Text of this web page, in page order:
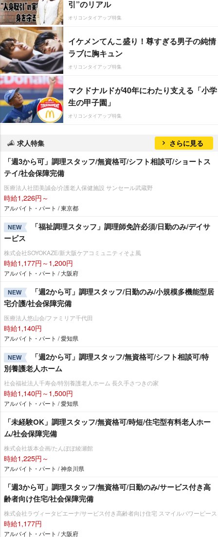
引”のリアル
オリコンタイアップ特集
イケメンてんこ盛り！尊すぎる男子の純情
ラブに胸キュン
オリコンタイアップ特集
マクドナルドが40年にわたり支える「小学
生の甲子園」
オリコンタイアップ特集
求人特集 さらに見る
「週3から可」調理スタッフ/無資格可/シフト相談可/ショートス
テイ/社会保障完備
医療法人社団美誠会/介護老人保健施設 サンセール武蔵野
時給1,226円～
アルバイト・パート / 東京都
NEW
「福祉調理スタッフ」調理師免許必須/日勤のみ/デイサ
ービス
株式会社SOYOKAZE/新大阪ケアコミュニティそよ風
時給1,177円～1,200円
アルバイト・パート / 大阪府
NEW
「週2から可」調理スタッフ/日勤のみ/小規模多機能型居
宅介護/社会保障完備
医療法人悠山会/ファミリア千代田
時給1,140円
アルバイト・パート / 愛知県
NEW
「週2から可」調理スタッフ/無資格可/シフト相談可/特
別養護老人ホーム
社会福祉法人千寿会/特別養護老人ホーム 長久手さつきの家
時給1,140円～1,500円
アルバイト・パート / 愛知県
「未経験OK」調理スタッフ/無資格可/時短/住宅型有料老人ホー
ム/社会保障完備
株式会社坂本企画/たんぽぽ綾瀬館
時給1,225円～
アルバイト・パート / 神奈川県
「週3から可」調理スタッフ/無資格可/日勤のみ/サービス付き高
齢者向け住宅/社会保障完備
株式会社ラヴィータピエーナ/サービス付き高齢者向け住宅 スマイルパワーピース
時給1,177円
アルバイト・パート / 大阪府